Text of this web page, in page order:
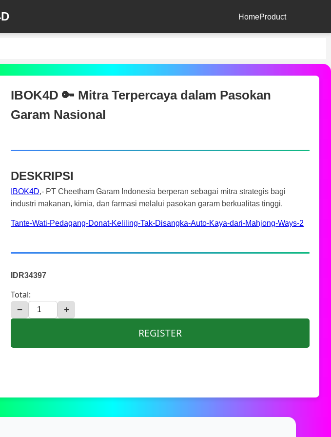
HomeProduct
IBOK4D 🔑 Mitra Terpercaya dalam Pasokan
Garam Nasional
DESKRIPSI
IBOK4D,- PT Cheetham Garam Indonesia berperan sebagai mitra strategis bagi
industri makanan, kimia, dan farmasi melalui pasokan garam berkualitas tinggi.
Tante-Wati-Pedagang-Donat-Keliling-Tak-Disangka-Auto-Kaya-dari-Mahjong-Ways-2
IDR34397
Total:
− +
REGISTER